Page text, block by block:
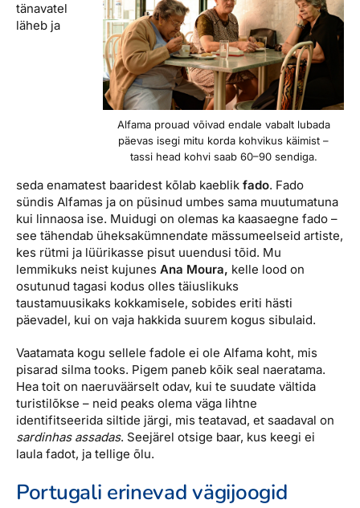
Alfama prouad võivad endale vabalt lubada
päevas isegi mitu korda kohvikus käimist –
tassi head kohvi saab 60–90 sendiga.
tänavatel
läheb ja
seda enamatest baaridest kõlab kaeblik fado. Fado
sündis Alfamas ja on püsinud umbes sama muutumatuna
kui linnaosa ise. Muidugi on olemas ka kaasaegne fado –
see tähendab üheksakümnendate mässumeelseid artiste,
kes rütmi ja lüürikasse pisut uuendusi tõid. Mu
lemmikuks neist kujunes Ana Moura, kelle lood on
osutunud tagasi kodus olles täiuslikuks
taustamuusikaks kokkamisele, sobides eriti hästi
päevadel, kui on vaja hakkida suurem kogus sibulaid.
Vaatamata kogu sellele fadole ei ole Alfama koht, mis
pisarad silma tooks. Pigem paneb kõik seal naeratama.
Hea toit on naeruväärselt odav, kui te suudate vältida
turistilõkse – neid peaks olema väga lihtne
identifitseerida siltide järgi, mis teatavad, et saadaval on
sardinhas assadas. Seejärel otsige baar, kus keegi ei
laula fadot, ja tellige õlu.
Portugali erinevad vägijoogid